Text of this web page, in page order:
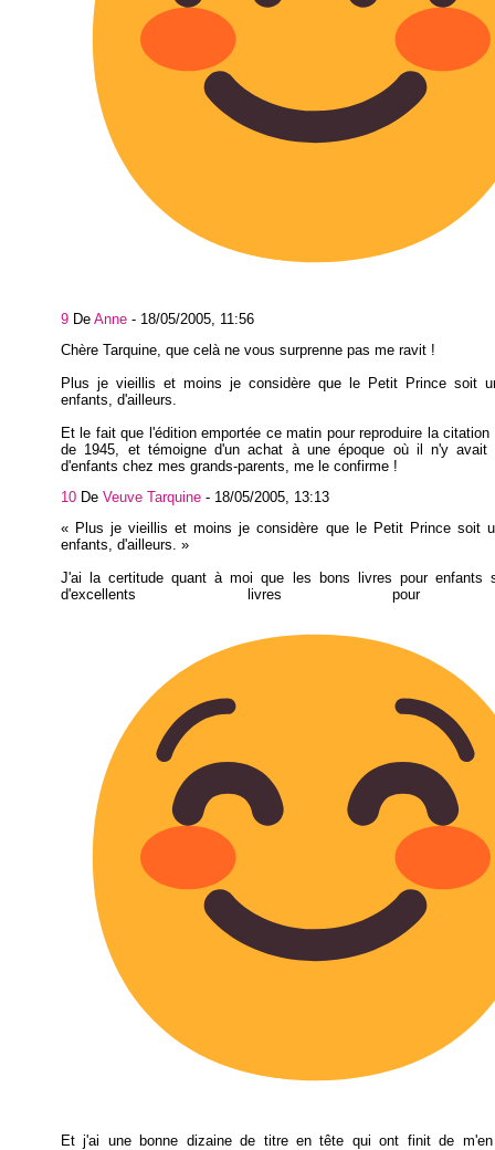
9 De Anne - 18/05/2005, 11:56
Chère Tarquine, que celà ne vous surprenne pas me ravit !
Plus je vieillis et moins je considère que le Petit Prince soit
enfants, d'ailleurs.
Et le fait que l'édition emportée ce matin pour reproduire la citation
de 1945, et témoigne d'un achat à une époque où il n'y avait
d'enfants chez mes grands-parents, me le confirme !
10 De Veuve Tarquine - 18/05/2005, 13:13
« Plus je vieillis et moins je considère que le Petit Prince soit
enfants, d'ailleurs. »
J'ai la certitude quant à moi que les bons livres pour enfants
d'excellents livres pour
Et j'ai une bonne dizaine de titre en tête qui ont finit de m'en